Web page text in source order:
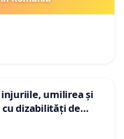
injuriile, umilirea și
dizabilități de